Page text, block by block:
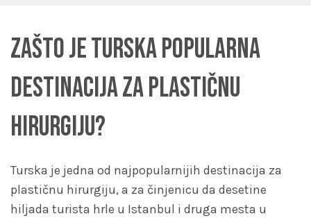
Zašto je Turska popularna
destinacija za plastičnu
hirurgiju?
Turska je jedna od najpopularnijih destinacija za
plastičnu hirurgiju, a za činjenicu da desetine
hiljada turista hrle u Istanbul i druga mesta u